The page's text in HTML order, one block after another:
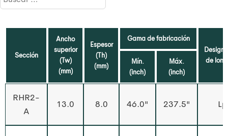
Sección
Ancho
superior
(Tw)
(mm)
Espesor
(Th)
(mm)
Gama de fabricación
de
Mín.
(inch)
Máx.
(inch)
RHR2-
A
13.0 8.0 46.0" 237.5" Lp